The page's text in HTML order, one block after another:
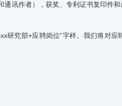
讯作者），获奖、专利证书复印件
究部+应聘岗位”字样。我们将对